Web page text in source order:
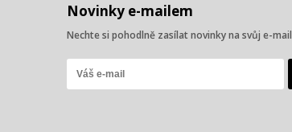
Novinky e-mailem
Nechte si pohodlně zasílat novinky na svůj e-mail